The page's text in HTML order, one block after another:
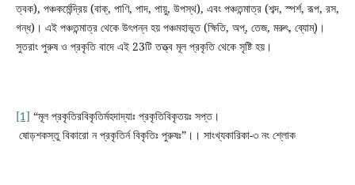
ত্বক), পঞ্চকর্মেন্দ্রিয় (বাক্, পাণি, পাদ, পায়ু, উপস্থ), এবং পঞ্চতন্মাত্র (শব্দ, স্পর্শ, রূপ, রস,
গন্ধ)। এই পঞ্চতন্মাত্র থেকে উৎপন্ন হয় পঞ্চমহাভূত (ক্ষিতি, অপ্, তেজ, মরুৎ, ব্যোম্)।
সুতরাং পুরুষ ও প্রকৃতি বাদে এই 23টি তত্ত্ব মূল প্রকৃতি থেকে সৃষ্টি হয়।
[1] “মূল প্রকৃতিরবিকৃতির্মহদাদ্যাঃ প্রকৃতিবিকৃতয়ঃ সপ্ত।
ষোড়শকস্তু বিকারো ন প্রকৃতির্ন বিকৃতিঃ পুরুষঃ”।। সাংখ্যকারিকা-৩ নং শ্লোক